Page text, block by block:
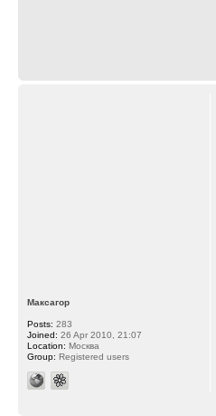
Максагор
Posts: 283
Joined: 26 Apr 2010, 21:07
Location: Москва
Group: Registered users